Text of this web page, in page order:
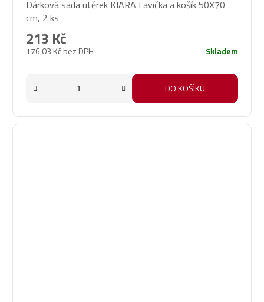
hodnocení
produktu
je
5,0
hvězdiček.
Dárková sada utěrek KIARA Lavička a košík 50X70
cm, 2 ks
176,03 Kč bez DPH
213 Kč
Skladem
DO KOŠÍKU